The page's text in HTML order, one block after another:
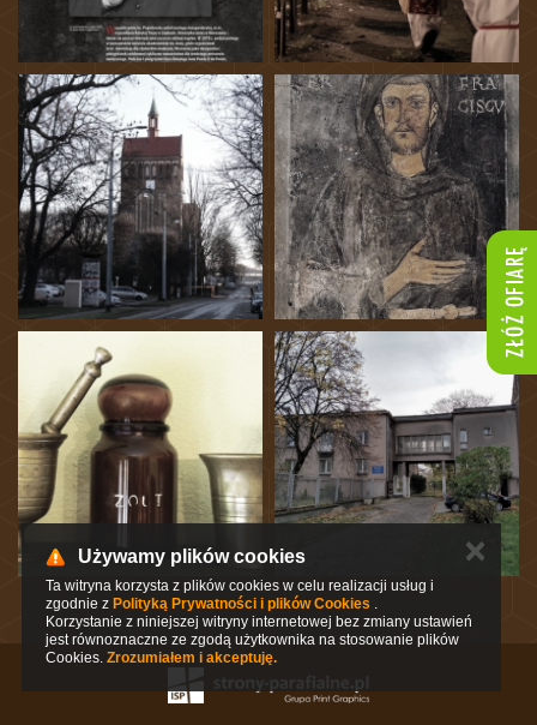
Używamy plików cookies
Ta witryna korzysta z plików cookies w celu realizacji usług i
zgodnie z Polityką Prywatności i plików Cookies .
Korzystanie z niniejszej witryny internetowej bez zmiany ustawień
jest równoznaczne ze zgodą użytkownika na stosowanie plików
Cookies. Zrozumiałem i akceptuję.
✕